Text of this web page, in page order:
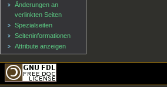
Änderungen an
verlinkten Seiten
Spezialseiten
Seiten­informationen
Attribute anzeigen